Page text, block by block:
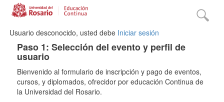
Usuario desconocido, usted debe Iniciar sesión
Paso 1: Selección del evento y perfil de
usuario
Bienvenido al formulario de inscripción y pago de eventos,
cursos, y diplomados, ofrecidor por educación Continua de
la Universidad del Rosario.